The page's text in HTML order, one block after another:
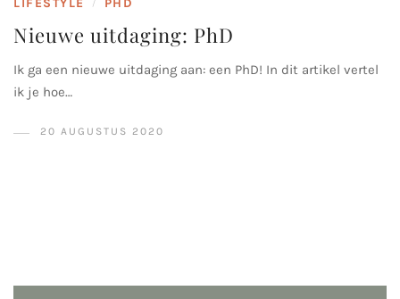
/
Nieuwe uitdaging: PhD
Ik ga een nieuwe uitdaging aan: een PhD! In dit artikel vertel
ik je hoe…
20 AUGUSTUS 2020